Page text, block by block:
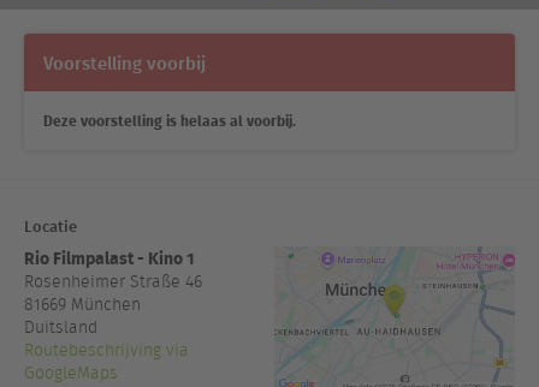
Voorstelling voorbij
Deze voorstelling is helaas al voorbij.
Locatie
Rio Filmpalast - Kino 1
Rosenheimer Straße 46
81669 München
Duitsland
Routebeschrijving via
GoogleMaps